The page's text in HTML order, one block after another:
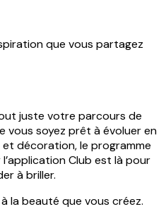
que vous partagez
juste votre parcours de
vous soyez prêt à évoluer en
décoration, le programme
Club est là pour
à briller.
la beauté que vous créez.